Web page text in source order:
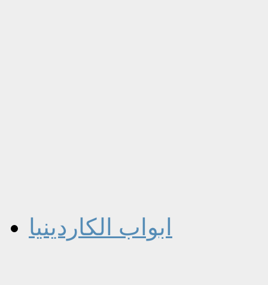
ابواب الكاردينيا